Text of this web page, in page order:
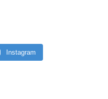
Instagram